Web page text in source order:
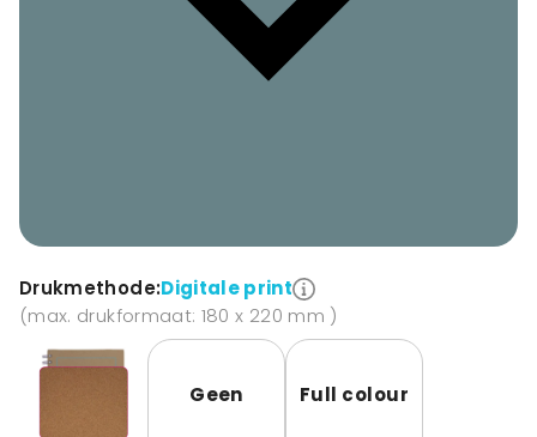
Drukmethode:Digitale print
(max. drukformaat: 180 x 220 mm )
Geen Full colour